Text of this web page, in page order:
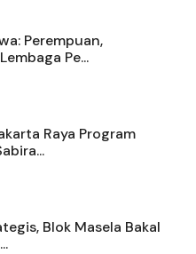
Perempuan,
Pe...
Raya Program
​Blok Masela Bakal